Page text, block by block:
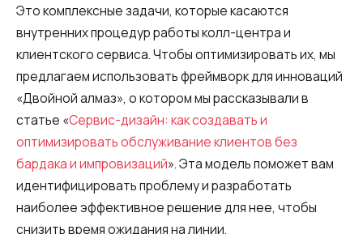
Это комплексные задачи, которые касаются
внутренних процедур работы колл-центра и
клиентского сервиса. Чтобы оптимизировать их, мы
предлагаем использовать фреймворк для инноваций
«Двойной алмаз», о котором мы рассказывали в
статье «Сервис-дизайн: как создавать и
оптимизировать обслуживание клиентов без
бардака и импровизаций». Эта модель поможет вам
идентифицировать проблему и разработать
наиболее эффективное решение для нее, чтобы
снизить время ожидания на линии.